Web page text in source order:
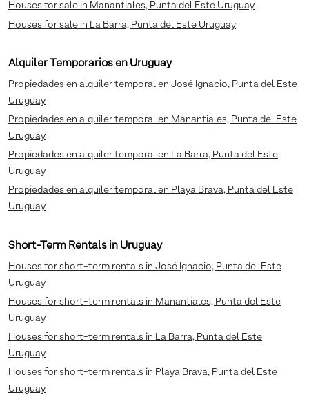
Houses for sale in Manantiales, Punta del Este Uruguay
Houses for sale in La Barra, Punta del Este Uruguay
Alquiler Temporarios en Uruguay
Propiedades en alquiler temporal en José Ignacio, Punta del Este
Uruguay
Propiedades en alquiler temporal en Manantiales, Punta del Este
Uruguay
Propiedades en alquiler temporal en La Barra, Punta del Este
Uruguay
Propiedades en alquiler temporal en Playa Brava, Punta del Este
Uruguay
Short-Term Rentals in Uruguay
Houses for short-term rentals in José Ignacio, Punta del Este
Uruguay
Houses for short-term rentals in Manantiales, Punta del Este
Uruguay
Houses for short-term rentals in La Barra, Punta del Este
Uruguay
Houses for short-term rentals in Playa Brava, Punta del Este
Uruguay